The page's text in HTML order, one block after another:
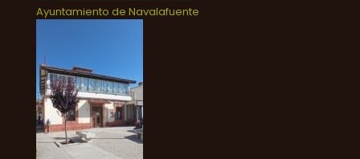
Ayuntamiento de Navalafuente